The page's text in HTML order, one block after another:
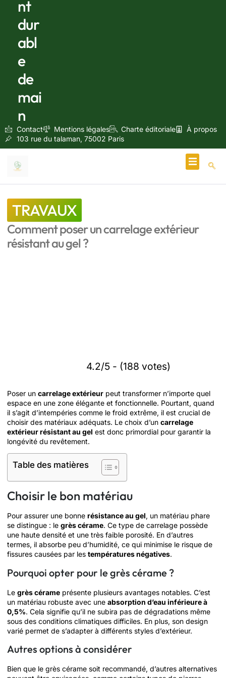
nt
dur
abl
e
de
mai
n
Contact Mentions légales Charte éditoriale
À propos
103 rue du talaman, 75002 Paris
TRAVAUX
Comment poser un carrelage extérieur
résistant au gel ?
4.2/5 - (188 votes)
Poser un carrelage extérieur peut transformer n’importe quel
espace en une zone élégante et fonctionnelle. Pourtant, quand
il s’agit d’intempéries comme le froid extrême, il est crucial de
choisir des matériaux adéquats. Le choix d’un carrelage
extérieur résistant au gel est donc primordial pour garantir la
longévité du revêtement.
Table des matières
Choisir le bon matériau
Pour assurer une bonne résistance au gel, un matériau phare
se distingue : le grès cérame. Ce type de carrelage possède
une haute densité et une très faible porosité. En d’autres
termes, il absorbe peu d’humidité, ce qui minimise le risque de
fissures causées par les températures négatives.
Pourquoi opter pour le grès cérame ?
Le grès cérame présente plusieurs avantages notables. C’est
un matériau robuste avec une absorption d’eau inférieure à
0,5%. Cela signifie qu’il ne subira pas de dégradations même
sous des conditions climatiques difficiles. En plus, son design
varié permet de s’adapter à différents styles d’extérieur.
Autres options à considérer
Bien que le grès cérame soit recommandé, d’autres alternatives